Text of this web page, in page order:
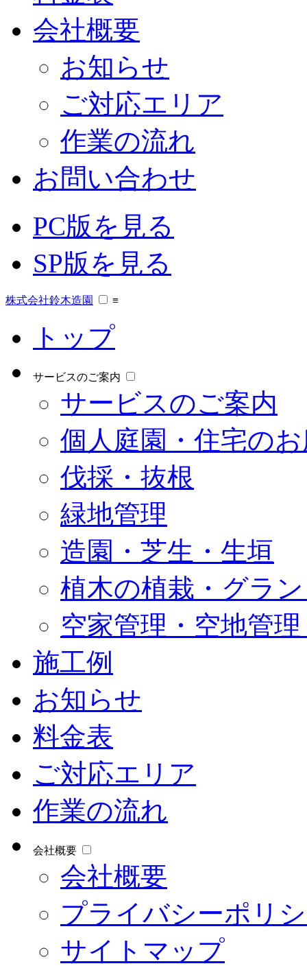
会社概要
お知らせ
ご対応エリア
作業の流れ
お問い合わせ
PC版を見る
SP版を見る
株式会社鈴木造園 ≡
トップ
サービスのご案内
サービスのご案内
個人庭園・住宅の
伐採・抜根
緑地管理
造園・芝生・生垣
植木の植栽・グラ
空家管理・空地管
施工例
お知らせ
料金表
ご対応エリア
作業の流れ
会社概要
会社概要
プライバシーポリ
サイトマップ